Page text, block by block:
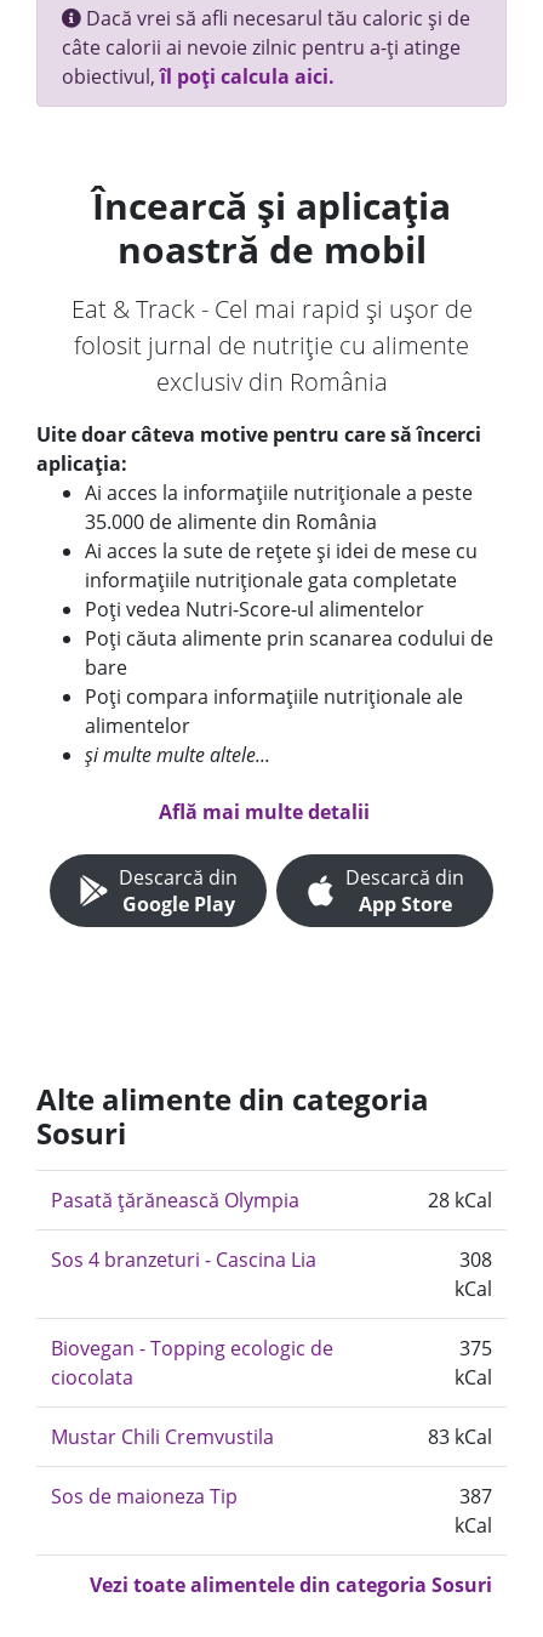
Dacă vrei să afli necesarul tău caloric și de
câte calorii ai nevoie zilnic pentru a-ți atinge
obiectivul,îl poți calcula aici.
Încearcă și aplicația
noastră de mobil
Eat & Track - Cel mai rapid și ușor de
folosit jurnal de nutriție cu alimente
exclusiv din România
Uite doar câteva motive pentru care să încerci
aplicația:
Ai acces la informațiile nutriționale a peste
35.000 de alimente din România
Ai acces la sute de rețete și idei de mese cu
informațiile nutriționale gata completate
Poți vedea Nutri-Score-ul alimentelor
Poți căuta alimente prin scanarea codului de
bare
Poți compara informațiile nutriționale ale
alimentelor
și multe multe altele...
Află mai multe detalii
Descarcă din
Google Play
Descarcă din
App Store
Alte alimente din categoria
Sosuri
Pasată țărănească Olympia 28 kCal
Sos 4 branzeturi - Cascina Lia
308
kCal
Biovegan - Topping ecologic de
ciocolata
375
kCal
Mustar Chili Cremvustila 83 kCal
Sos de maioneza Tip
387
kCal
Vezi toate alimentele din categoria Sosuri